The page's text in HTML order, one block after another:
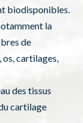
biodisponibles.
la
de
os, cartilages,
des tissus
cartilage